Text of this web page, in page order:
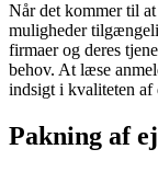
Når det kommer til
muligheder
firmaer og deres
behov. At læse
indsigt i kvaliteten af
Pakning af